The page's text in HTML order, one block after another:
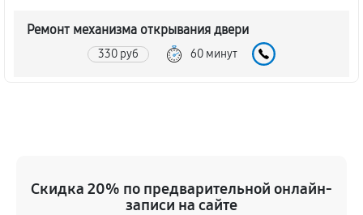
Ремонт механизма открывания двери
330 руб 60 минут
330 руб 60 минут
Скидка 20% по предварительной онлайн-
записи на сайте